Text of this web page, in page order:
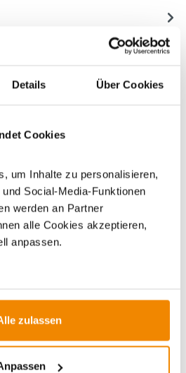
Details Über Cookies
Cookies
um Inhalte zu personalisieren,
Social-Media-Funktionen
werden an Partner
alle Cookies akzeptieren,
anpassen.
zulassen
Frage zum Artikel
unter: Kaminzubehör|Be- und